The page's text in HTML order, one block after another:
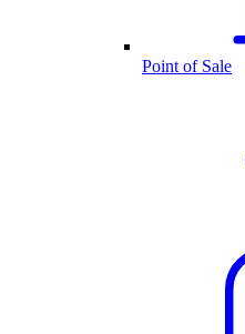
Point of Sale